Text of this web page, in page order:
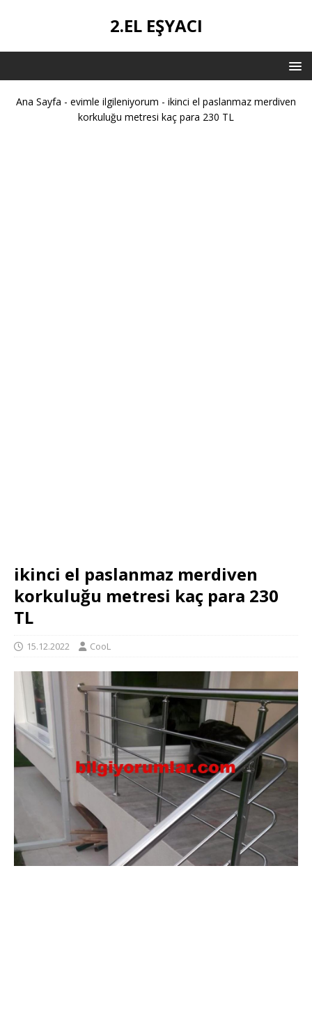
2.EL EŞYACI
Ana Sayfa - evimle ilgileniyorum - ikinci el paslanmaz merdiven
korkuluğu metresi kaç para 230 TL
ikinci el paslanmaz merdiven
korkuluğu metresi kaç para 230
TL
15.12.2022 CooL